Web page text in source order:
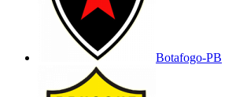
Botafogo-PB